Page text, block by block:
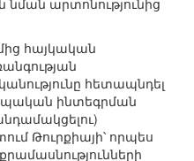
նման արտոնությունից
հայկական
հետապնդել
ինտեգրման
Թուրքիայի՝ որպես